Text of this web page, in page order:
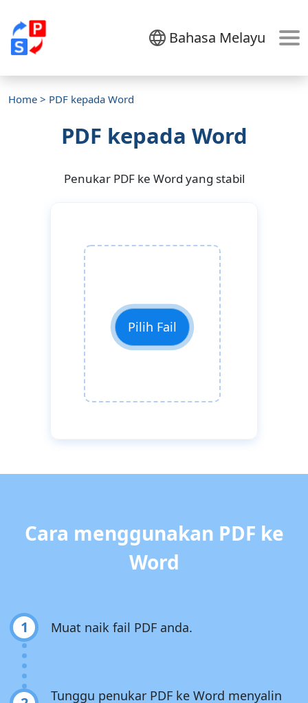
Bahasa Melayu
Home > PDF kepada Word
PDF kepada Word
Penukar PDF ke Word yang stabil
Pilih Fail
Cara menggunakan PDF ke
Word
1 Muat naik fail PDF anda.
Tunggu penukar PDF ke Word menyalin